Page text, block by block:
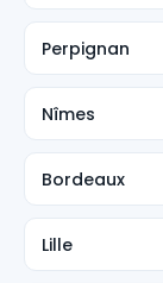
Perpignan
Nîmes
Bordeaux
Lille